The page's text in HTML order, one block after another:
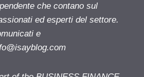
che contano sul
ed esperti del settore.
e